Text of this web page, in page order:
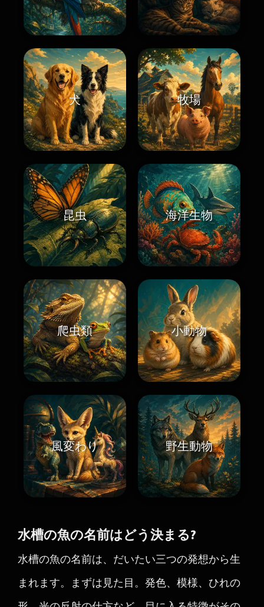
犬 牧場
昆虫 海洋生物
爬虫類 小動物
風変わり 野生動物
水槽の魚の名前はどう決まる?
水槽の魚の名前は、だいたい三つの発想から生
まれます。まずは見た目。発色、模様、ひれの